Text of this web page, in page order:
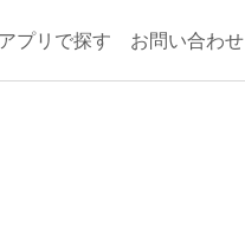
プリで探す お問い合わせ